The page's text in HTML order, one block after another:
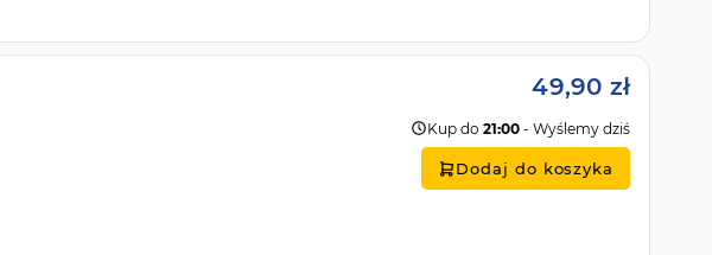
49,90 zł
Kup do 21:00 - Wyślemy dziś
Dodaj do koszyka